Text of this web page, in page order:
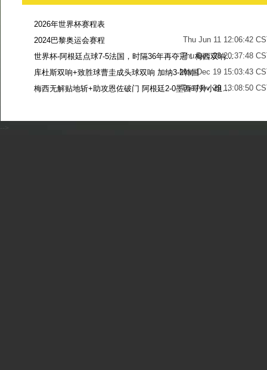
2026年世界杯赛程表
Thu Jun 11 12:06:42
2024巴黎奥运会赛程
Thu Dec 28 20:37:48
世界杯-阿根廷点球7-5法国，时隔36年再夺冠！梅西双响姆巴佩戴帽
Mon Dec 19 15:03:43
库杜斯双响+致胜球曹圭成头球双响 加纳3-2韩国
Tue Nov 29 13:08:50
梅西无解贴地斩+助攻恩佐破门 阿根廷2-0墨西哥升小组第二